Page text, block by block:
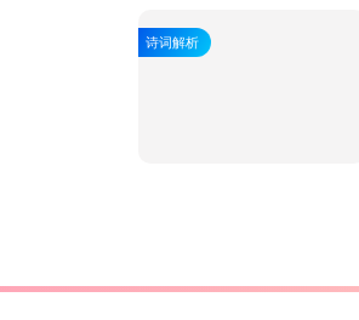
诗词解析